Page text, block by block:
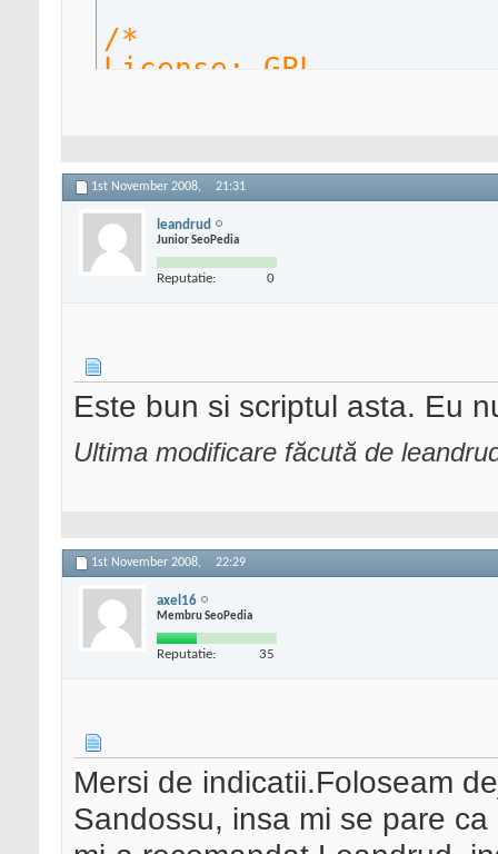
/*
License: GPL
Place the break-out-
frames.php file in
content/plugins/
and activate through
n at the moment due
*/
/* Copyright George
This program is free
te it and/or modify
it under the terms of
nse as published by
This program is
ill be useful,
1st November 2008, 21:31
leandrud
Junior SeoPedia
Reputatie: 0
Este bun si scriptul asta. Eu
Ultima modificare făcută de
1st November 2008, 22:29
axel16
Membru SeoPedia
Reputatie: 35
Mersi de indicatii.Foloseam
Sandossu, insa mi se pare